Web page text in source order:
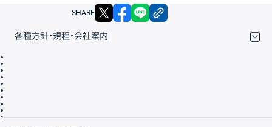
SHARE X facebook
各種方針・規程・会社案内
会社案内